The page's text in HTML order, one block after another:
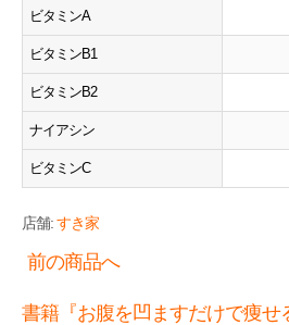
ビタミンA
ビタミンB1
ビタミンB2
ナイアシン
ビタミンC
店舗:すき家
前の商品へ
書籍『お腹を凹ますだけで痩せ